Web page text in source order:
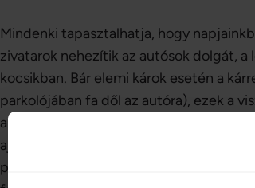
Mindenki tapasztalhatja, hogy
zivatarok nehezítik az autósok dolgát,
kocsikban. Bár elemi károk esetén a
parkolójában fa dől az autóra), ezek a
a CASCO biztosításra
ajánlattal kapcsolatban, és alaposan
például, hogy milyen önrésszel kötünk